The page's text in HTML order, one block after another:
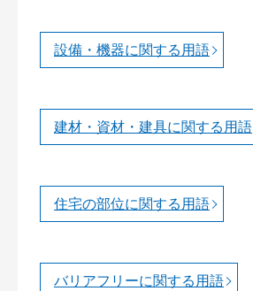
設備・機器に関する用語
建材・資材・建具に関する用語
住宅の部位に関する用語
バリアフリーに関する用語